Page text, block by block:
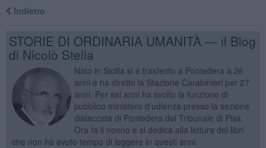
Indietro
STORIE DI ORDINARIA UMANITÀ — il Blog
di Nicolò Stella
Nato in Sicilia si è trasferito a Pontedera a 26
anni e ha diretto la Stazione Carabinieri per 27
anni. Per sei anni ha svolto la funzione di
pubblico ministero d’udienza presso la sezione
distaccata di Pontedera del Tribunale di Pisa.
Ora fa il nonno e si dedica alla lettura dei libri
che non ha avuto tempo di leggere in questi anni.